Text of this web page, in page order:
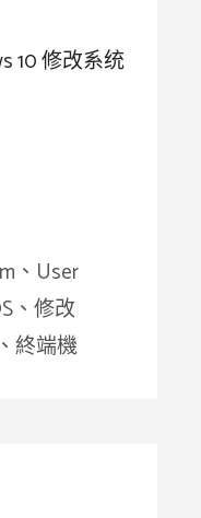
10 修改系统
、 User
、修改
、 終端機